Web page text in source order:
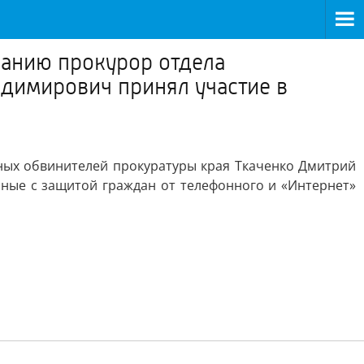
прокурор отдела
принял участие в
обвинителей прокуратуры края Ткаченко Дмитрий
с защитой граждан от телефонного и «Интернет»